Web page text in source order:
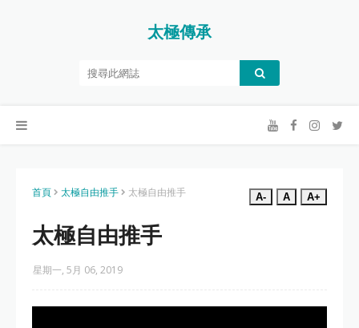
太極傳承
首頁 太極自由推手 太極自由推手 A- A A+
太極自由推手
星期一, 5月 06, 2019